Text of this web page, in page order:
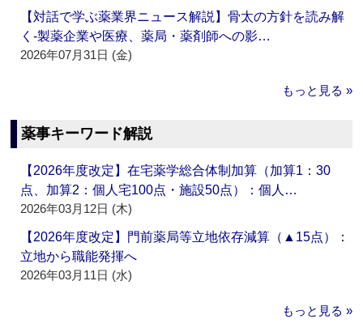
【対話で学ぶ薬業界ニュース解説】骨太の方針を読み解
く‐製薬企業や医療、薬局・薬剤師への影…
2026年07月31日 (金)
もっと見る »
薬事キーワード解説
【2026年度改定】在宅薬学総合体制加算（加算1：30
点、加算2：個人宅100点・施設50点）：個人…
2026年03月12日 (木)
【2026年度改定】門前薬局等立地依存減算（▲15点）：
立地から職能発揮へ
2026年03月11日 (水)
もっと見る »